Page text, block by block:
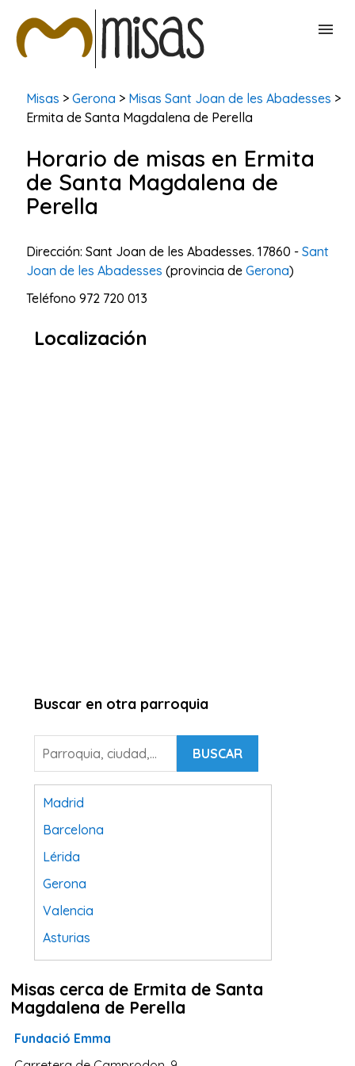
BUSCAR MISAS
Misas > Gerona > Misas Sant Joan de les Abadesses >
Ermita de Santa Magdalena de Perella
Horario de misas en Ermita
de Santa Magdalena de
Perella
Dirección: Sant Joan de les Abadesses. 17860 - Sant
Joan de les Abadesses (provincia de Gerona)
Teléfono 972 720 013
Localización
Buscar en otra parroquia
BUSCAR
Madrid
Barcelona
Lérida
Gerona
Valencia
Asturias
Tarragona
Navarra
Valladolid
Sevilla
Misas cerca de Ermita de Santa
Magdalena de Perella
Fundació Emma